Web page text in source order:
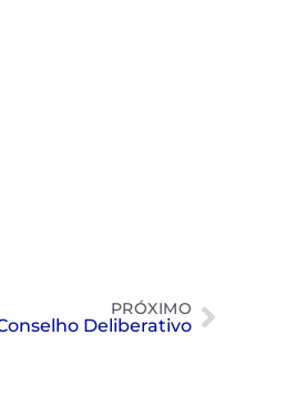
PRÓXIMO
Deliberativo